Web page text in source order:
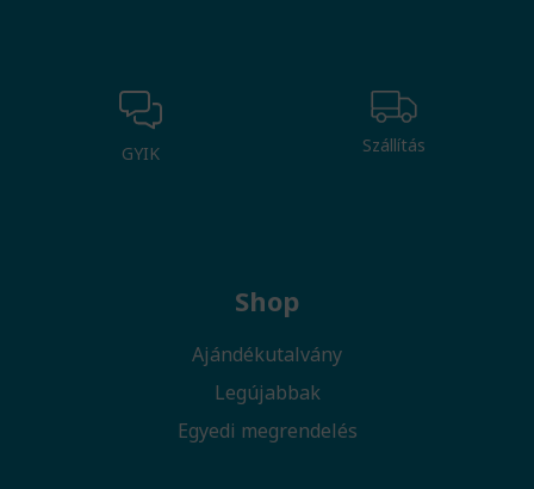
GYIK Szállítás
Shop
Ajándékutalvány
Legújabbak
Egyedi megrendelés